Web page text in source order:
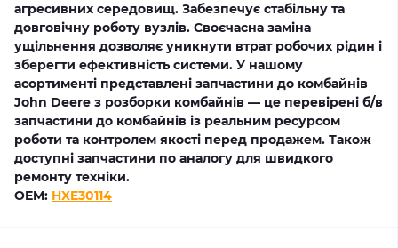
агресивних середовищ. Забезпечує стабільну та
довговічну роботу вузлів. Своєчасна заміна
ущільнення дозволяє уникнути втрат робочих рідин і
зберегти ефективність системи. У нашому
асортименті представлені запчастини до комбайнів
John Deere з розборки комбайнів — це перевірені б/в
запчастини до комбайнів із реальним ресурсом
роботи та контролем якості перед продажем. Також
доступні запчастини по аналогу для швидкого
ремонту техніки.
OEM: HXE30114